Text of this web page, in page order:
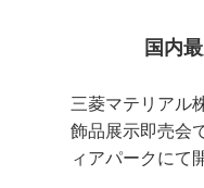
国内
三菱マテリアル
飾品展示即売会
ィアパークにて